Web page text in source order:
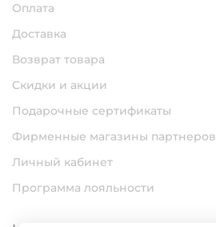
Оплата
Доставка
Возврат товара
Скидки и акции
Подарочные сертификаты
Фирменные магазины партнеров
Личный кабинет
Программа лояльности